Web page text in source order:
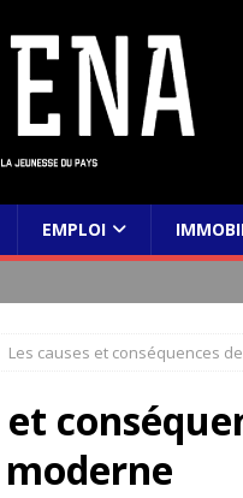
EMPLOI
Les causes et conséquences
et